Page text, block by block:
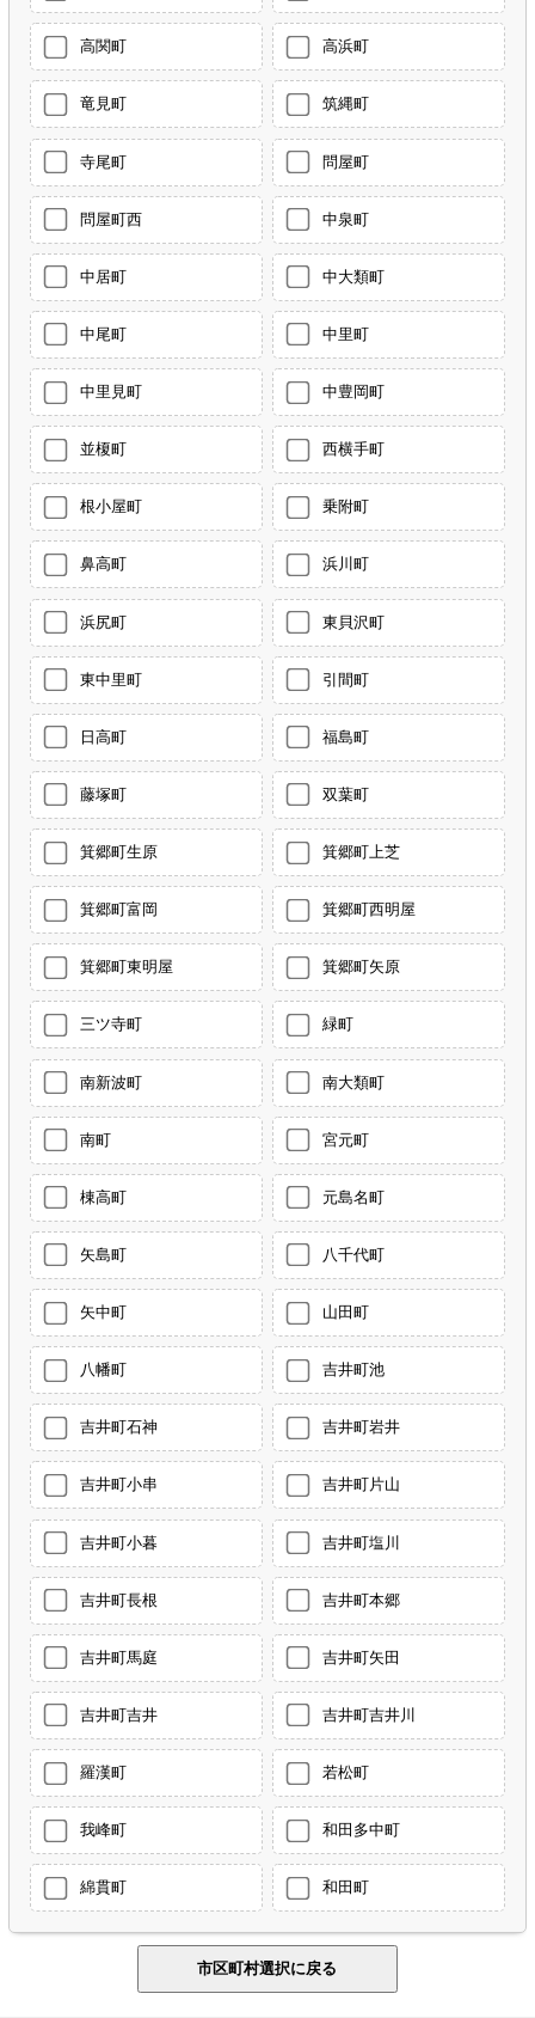
高関町 高浜町
竜見町 筑縄町
寺尾町 問屋町
問屋町西 中泉町
中居町 中大類町
中尾町 中里町
中里見町 中豊岡町
並榎町 西横手町
根小屋町 乗附町
鼻高町 浜川町
浜尻町 東貝沢町
東中里町 引間町
日高町 福島町
藤塚町 双葉町
箕郷町生原 箕郷町上芝
箕郷町富岡 箕郷町西明屋
箕郷町東明屋 箕郷町矢原
三ツ寺町 緑町
南新波町 南大類町
南町 宮元町
棟高町 元島名町
矢島町 八千代町
矢中町 山田町
八幡町 吉井町池
吉井町石神 吉井町岩井
吉井町小串 吉井町片山
吉井町小暮 吉井町塩川
吉井町長根 吉井町本郷
吉井町馬庭 吉井町矢田
吉井町吉井 吉井町吉井川
羅漢町 若松町
我峰町 和田多中町
綿貫町 和田町